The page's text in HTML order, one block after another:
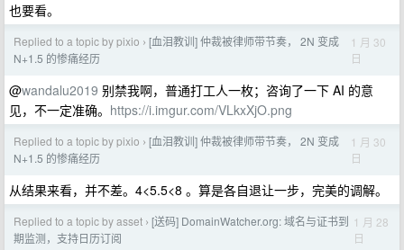
也要看。
Replied to a topic by pixio › [血泪教训] 仲裁被律师带节奏， 2N 变成
N+1.5 的惨痛经历
1 月 30
日
@wandalu2019 别禁我啊，普通打工人一枚；咨询了一下 AI 的意
见，不一定准确。 https://i.imgur.com/VLkxXjO.png
Replied to a topic by pixio › [血泪教训] 仲裁被律师带节奏， 2N 变成
N+1.5 的惨痛经历
1 月 30
日
从结果来看，并不差。4<5.5<8 。算是各自退让一步，完美的调解。
Replied to a topic by asset › [送码] DomainWatcher.org: 域名与证书到
期监测，支持日历订阅
1 月 28
日